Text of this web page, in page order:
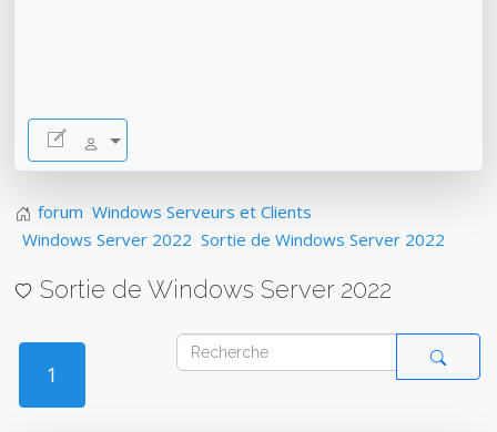
forum Windows Serveurs et Clients
Windows Server 2022 Sortie de Windows Server 2022
Sortie de Windows Server 2022
1